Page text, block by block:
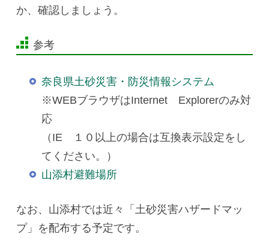
か、確認しましょう。
参考
奈良県土砂災害・防災情報システム
※WEBブラウザはInternet Explorerのみ対
応
（IE １０以上の場合は互換表示設定をし
てください。）
山添村避難場所
なお、山添村では近々「土砂災害ハザードマッ
プ」を配布する予定です。